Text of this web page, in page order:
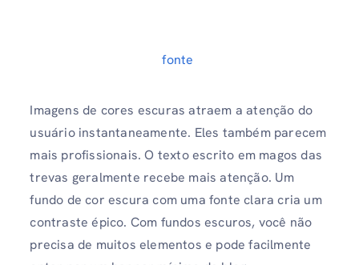
fonte
Imagens de cores escuras atraem a atenção do
usuário instantaneamente. Eles também parecem
mais profissionais. O texto escrito em magos das
trevas geralmente recebe mais atenção. Um
fundo de cor escura com uma fonte clara cria um
contraste épico. Com fundos escuros, você não
precisa de muitos elementos e pode facilmente